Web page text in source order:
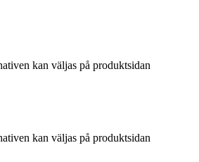
kan väljas på produktsidan
kan väljas på produktsidan